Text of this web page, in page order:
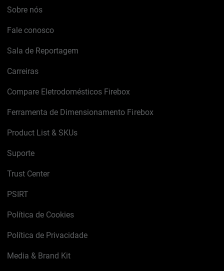
Sobre nós
Fale conosco
Sala de Reportagem
Carreiras
Compare Eletrodomésticos Firebox
Ferramenta de Dimensionamento Firebox
Product List & SKUs
Suporte
Trust Center
PSIRT
Política de Cookies
Política de Privacidade
Media & Brand Kit